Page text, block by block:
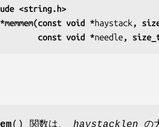
<string.h>
void *haystack,
             const void *
needle,
() 関数は、 haystacklen の